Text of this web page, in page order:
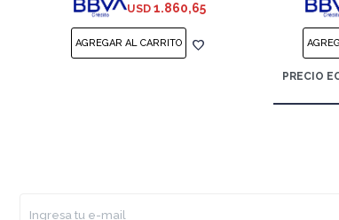
USD 1.860,65
PRECIO